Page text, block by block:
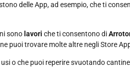
delle App, ad esempio, che ti
sonolavori che ti consentono di
puoi trovare molte altre negli Store
o che puoi reperire svuotando